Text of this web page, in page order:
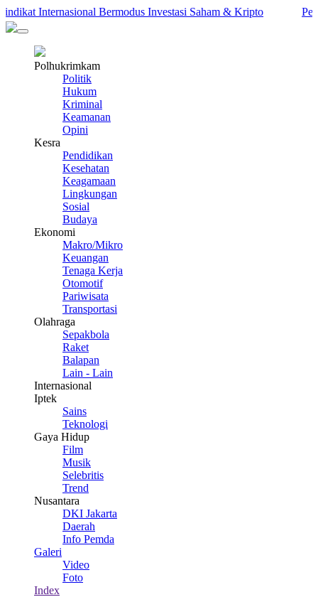
Internasional Bermodus Investasi Saham & Kripto
Polhukrimkam
Politik
Hukum
Kriminal
Keamanan
Opini
Kesra
Pendidikan
Kesehatan
Keagamaan
Lingkungan
Sosial
Budaya
Ekonomi
Makro/Mikro
Keuangan
Tenaga Kerja
Otomotif
Pariwisata
Transportasi
Olahraga
Sepakbola
Raket
Balapan
Lain - Lain
Internasional
Iptek
Sains
Teknologi
Gaya Hidup
Film
Musik
Selebritis
Trend
Nusantara
DKI Jakarta
Daerah
Info Pemda
Galeri
Video
Foto
Index